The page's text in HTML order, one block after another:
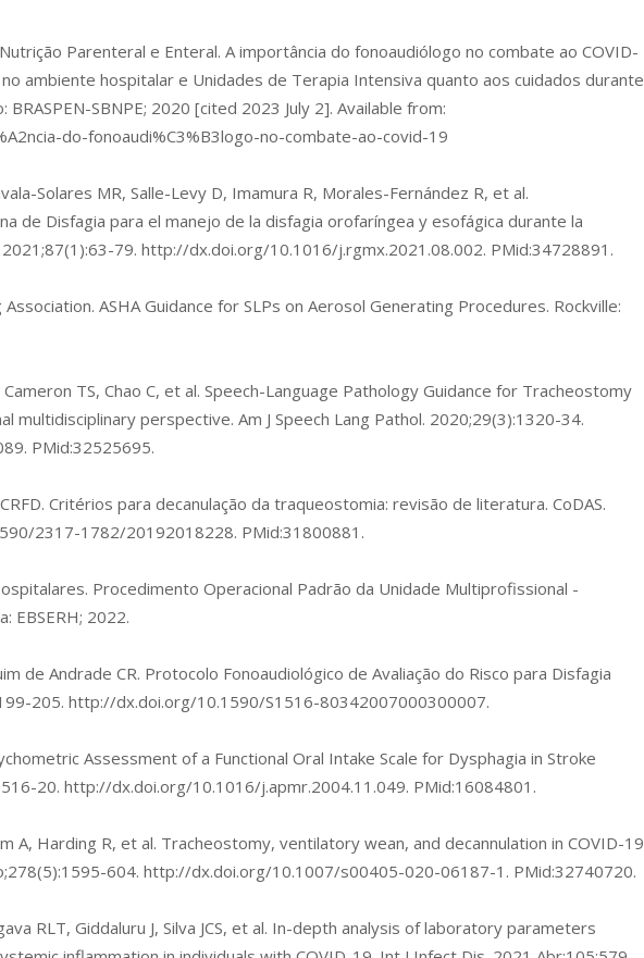
Parenteral e Enteral. A importância do fonoaudiólogo no combate ao COVID-
ambiente hospitalar e Unidades de Terapia Intensiva quanto aos cuidados durante
SBNPE; 2020 [cited 2023 July 2]. Available from:
do-fonoaudi%C3%B3logo-no-combate-ao-covid-19
Solares MR, Salle-Levy D, Imamura R, Morales-Fernández R, et al.
de Disfagia para el manejo de la disfagia orofaríngea y esofágica durante la
79. http://dx.doi.org/10.1016/j.rgmx.2021.08.002. PMid:34728891.
ASHA Guidance for SLPs on Aerosol Generating Procedures. Rockville:
Cameron TS, Chao C, et al. Speech-Language Pathology Guidance for Tracheostomy
multidisciplinary perspective. Am J Speech Lang Pathol. 2020;29(3):1320-34.
. PMid:32525695.
Critérios para decanulação da traqueostomia: revisão de literatura. CoDAS.
2317-1782/20192018228. PMid:31800881.
Procedimento Operacional Padrão da Unidade Multiprofissional -
EBSERH; 2022.
de Andrade CR. Protocolo Fonoaudiológico de Avaliação do Risco para Disfagia
205. http://dx.doi.org/10.1590/S1516-80342007000300007.
Assessment of a Functional Oral Intake Scale for Dysphagia in Stroke
20. http://dx.doi.org/10.1016/j.apmr.2004.11.049. PMid:16084801.
A, Harding R, et al. Tracheostomy, ventilatory wean, and decannulation in COVID-19
604. http://dx.doi.org/10.1007/s00405-020-06187-1 . PMid:32740720.
RLT, Giddaluru J, Silva JCS, et al. In-depth analysis of laboratory parameters